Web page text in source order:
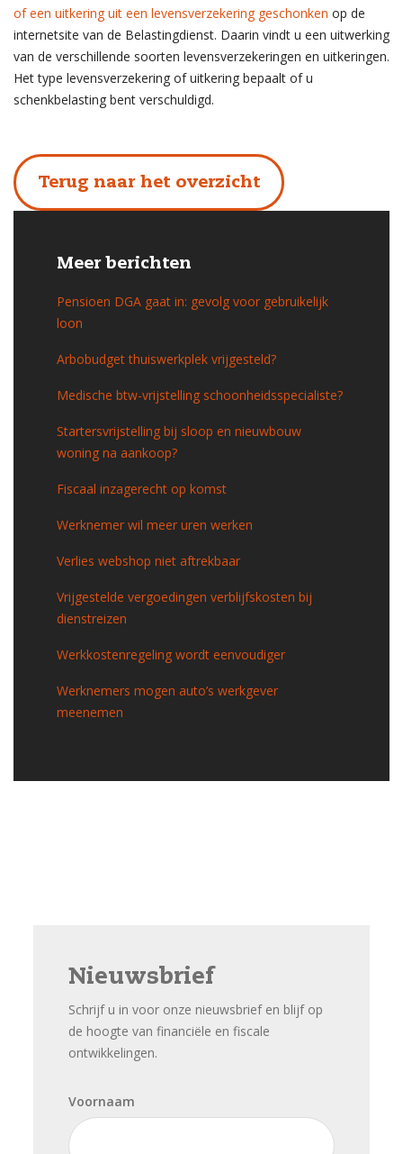
of een uitkering uit een levensverzekering geschonken op de
internetsite van de Belastingdienst. Daarin vindt u een uitwerking
van de verschillende soorten levensverzekeringen en uitkeringen.
Het type levensverzekering of uitkering bepaalt of u
schenkbelasting bent verschuldigd.
Terug naar het overzicht
Meer berichten
Pensioen DGA gaat in: gevolg voor gebruikelijk
loon
Arbobudget thuiswerkplek vrijgesteld?
Medische btw-vrijstelling schoonheidsspecialiste?
Startersvrijstelling bij sloop en nieuwbouw
woning na aankoop?
Fiscaal inzagerecht op komst
Werknemer wil meer uren werken
Verlies webshop niet aftrekbaar
Vrijgestelde vergoedingen verblijfskosten bij
dienstreizen
Werkkostenregeling wordt eenvoudiger
Werknemers mogen auto’s werkgever
meenemen
Nieuwsbrief
Schrijf u in voor onze nieuwsbrief en blijf op
de hoogte van financiële en fiscale
ontwikkelingen.
Voornaam